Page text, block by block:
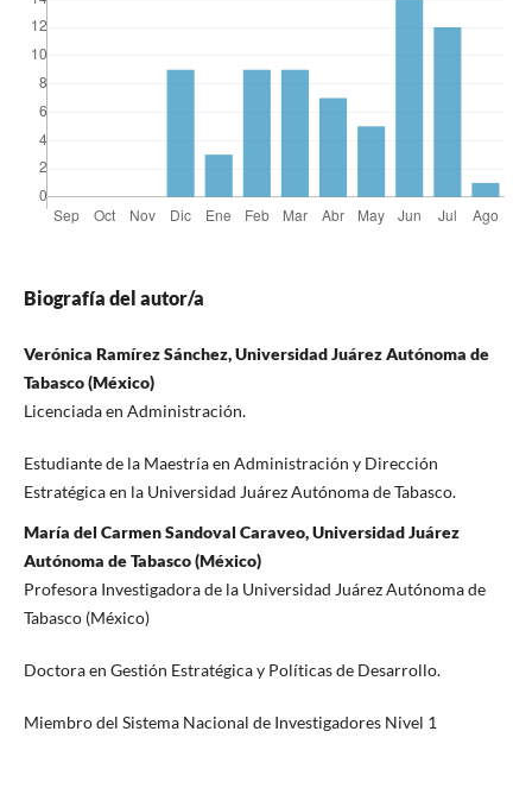
Biografía del autor/a
Verónica Ramírez Sánchez, Universidad Juárez Autónoma de
Tabasco (México)
Licenciada en Administración.
Estudiante de la Maestría en Administración y Dirección
Estratégica en la Universidad Juárez Autónoma de Tabasco.
María del Carmen Sandoval Caraveo, Universidad Juárez
Autónoma de Tabasco (México)
Profesora Investigadora de la Universidad Juárez Autónoma de
Tabasco (México)
Doctora en Gestión Estratégica y Políticas de Desarrollo.
Miembro del Sistema Nacional de Investigadores Nivel 1